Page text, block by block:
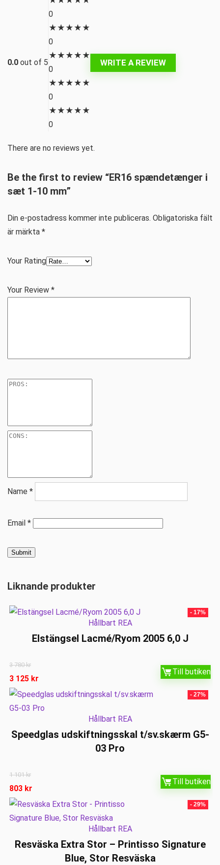
0.0 out of 5
0
★ ★ ★ ★ ★
0
★ ★ ★ ★ ★
0
★ ★ ★ ★ ★
0
★ ★ ★ ★ ★
0
WRITE A REVIEW
There are no reviews yet.
Be the first to review “ER16 spændetænger i
sæt 1-10 mm”
Din e-postadress kommer inte publiceras. Obligatoriska fält
är märkta *
Your Rating
Your Review *
Name *
Email *
Liknande produkter
- 17%
Hållbart REA
Elstängsel Lacmé/Ryom 2005 6,0 J
3 780kr
3 125 kr
Till butiken
- 27%
Hållbart REA
Speedglas udskiftningsskal t/sv.skærm G5-
03 Pro
1 101kr
803 kr
Till butiken
- 29%
Hållbart REA
Resväska Extra Stor – Printisso Signature
Blue, Stor Resväska